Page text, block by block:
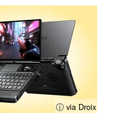
ⓘ via Droix